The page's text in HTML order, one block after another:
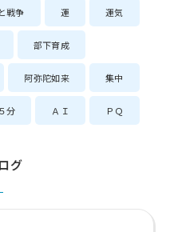
戦争 運 運気
部下育成
阿弥陀如来 集中
分 ＡＩ ＰＱ
グ